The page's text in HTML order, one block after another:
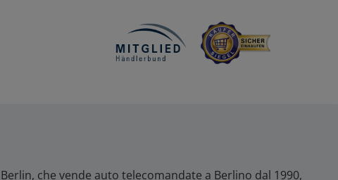
che vende auto telecomandate a Berlino dal 1990,